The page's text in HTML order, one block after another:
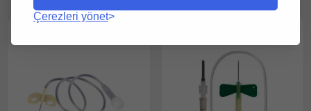
Çerezleri yönet